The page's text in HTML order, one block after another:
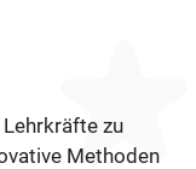
zu
Methoden